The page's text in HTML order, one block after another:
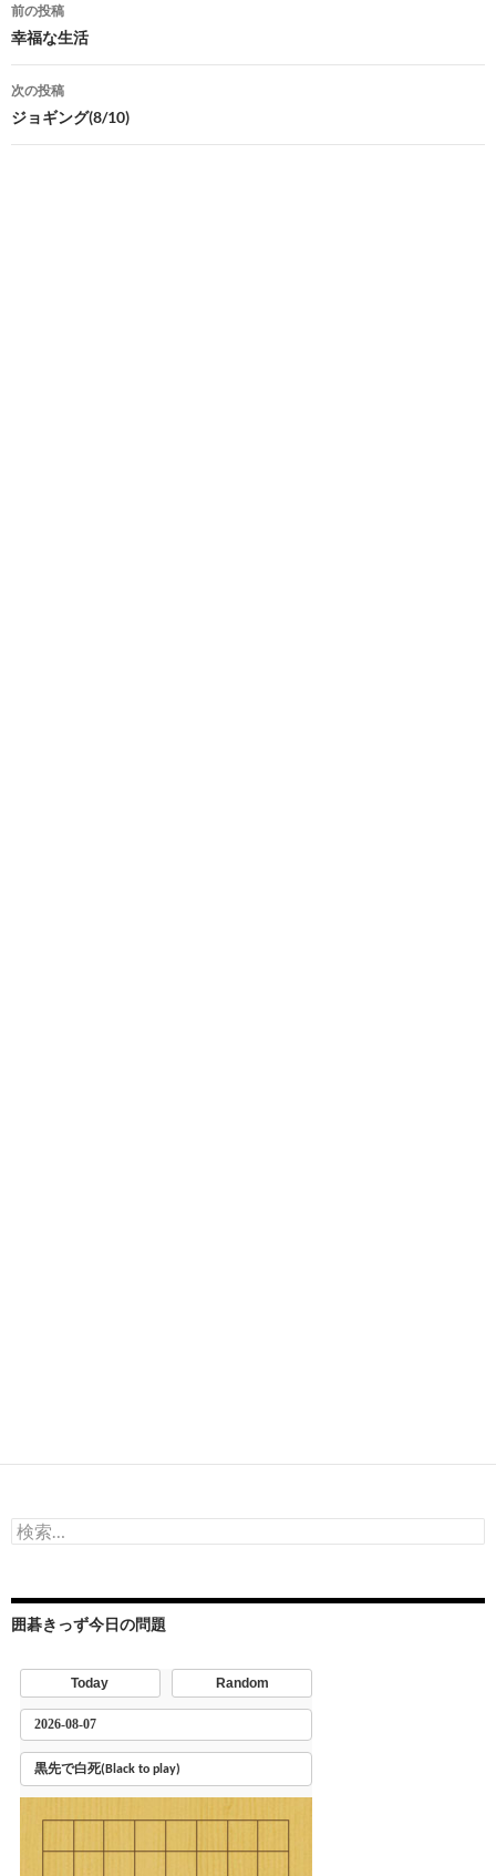
稿
ナ
ビ
ゲ
前の投稿
幸福な生活
次の投稿
ジョギング(8/10)
検
索:
囲碁きっず今日の問題